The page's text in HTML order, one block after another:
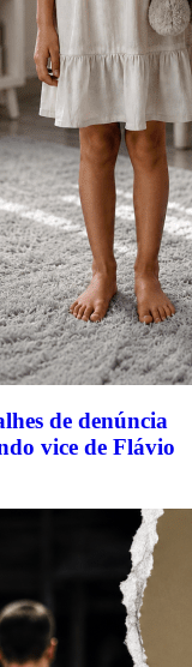
de denúncia
vice de Flávio